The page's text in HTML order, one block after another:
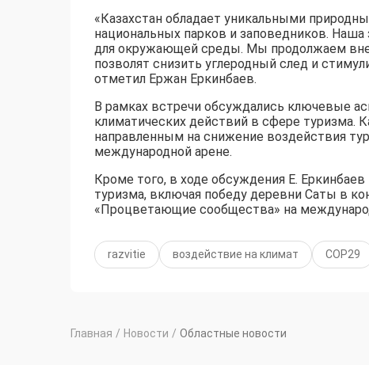
«Казахстан обладает уникальными
национальных парков и заповедников.
для окружающей среды. Мы продолжаем
позволят снизить углеродный след и
отметил Ержан Еркинбаев.
В рамках встречи обсуждались ключевые
климатических действий в сфере туризма.
направленным на снижение воздействия
международной арене.
Кроме того, в ходе обсуждения Е.
туризма, включая победу деревни Саты в
«Процветающие сообщества» на
razvitie воздействие на климат СОР29
Главная / Новости / Областные новости